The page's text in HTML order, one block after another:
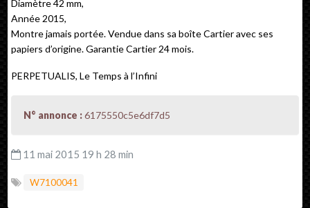
Diamètre 42 mm,
Année 2015,
Montre jamais portée. Vendue dans sa boîte Cartier avec ses
papiers d’origine. Garantie Cartier 24 mois.
PERPETUALIS, Le Temps à l’Infini
N° annonce :6175550c5e6df7d5
11 mai 2015 19 h 28 min
W7100041